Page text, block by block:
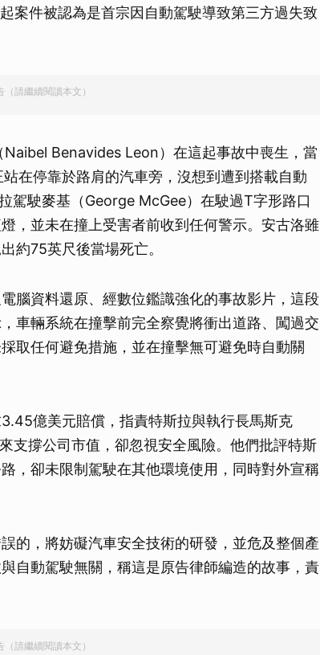
案件被認為是首宗因自動駕駛導致第三方過失致
（請繼續閱讀本文）
Benavides Leon）在這起事故中喪生，當
在停靠於路肩的汽車旁，沒想到遭到搭載自動
駕駛麥基（George McGee）在駛過T字形路口
，並未在撞上受害者前收到任何警示。安古洛雖
約75英尺後當場死亡。
腦資料還原、經數位鑑識強化的事故影片，這段
車輛系統在撞擊前完全察覺將衝出道路、闖過交
取任何避免措施，並在撞擊無可避免時自動關
億美元賠償，指責特斯拉與執行長馬斯克
支撐公司市值，卻忽視安全風險。他們批評特斯
，卻未限制駕駛在其他環境使用，同時對外宣稱
的，將妨礙汽車安全技術的研發，並危及整個產
自動駕駛無關，稱這是原告律師編造的故事，責
（請繼續閱讀本文）